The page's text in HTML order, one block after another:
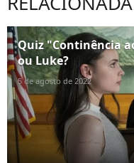
Quiz "Continência
ou Luke?
5 de agosto de 2022